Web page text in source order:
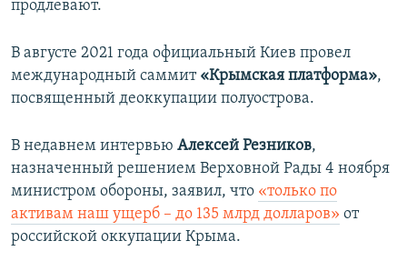
продлевают.
В августе 2021 года официальный Киев провел
международный саммит «Крымская платформа»,
посвященный деоккупации полуострова.
В недавнем интервью Алексей Резников,
назначенный решением Верховной Рады 4 ноября
министром обороны, заявил, что «только по
активам наш ущерб – до 135 млрд долларов» от
российской оккупации Крыма.